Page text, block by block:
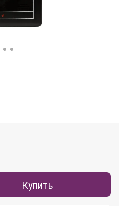
Купить